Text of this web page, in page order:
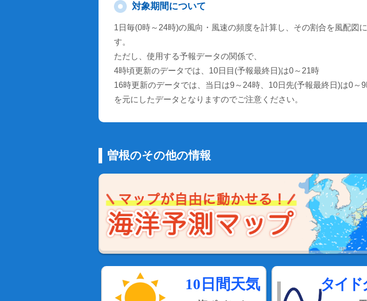
対象期間について
1日毎(0時～24時)の風向・風速の頻度を計算し、その割合を風配図
す。
ただし、使用する予報データの関係で、
4時頃更新のデータでは、10日目(予報最終日)は0～21時
16時更新のデータでは、当日は9～24時、10日先(予報最終日)は0～
を元にしたデータとなりますのでご注意ください。
曽根のその他の情報
10日間天気 タイド